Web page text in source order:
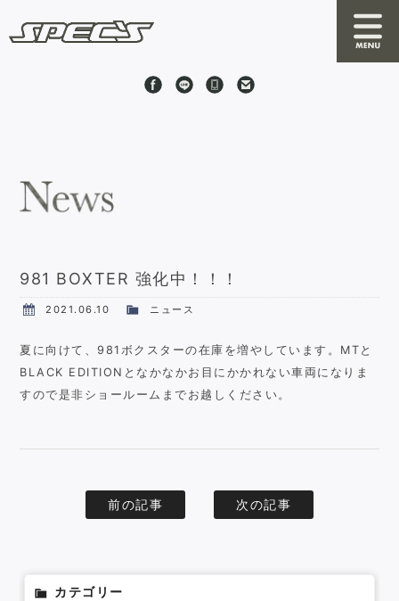
Online Shop
Stock Cars
Shop Information
981 BOXTER 強化中！！！
2021.06.10 ニュース
夏に向けて、981ボクスターの在庫を増やしています。MTと
BLACK EDITIONとなかなかお目にかかれない車両になりま
すので是非ショールームまでお越しください。
前の記事 次の記事
カテゴリー